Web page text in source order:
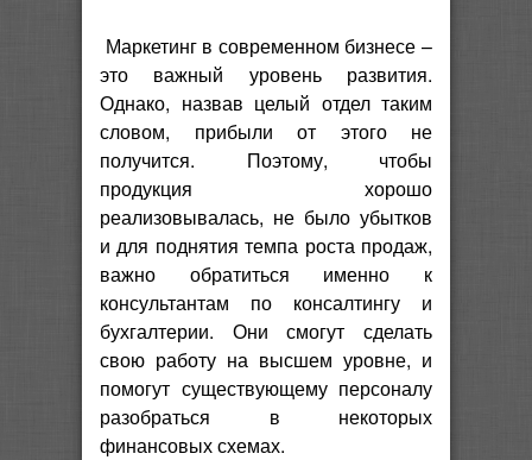
Маркетинг в современном бизнесе –
это важный уровень развития.
Однако, назвав целый отдел таким
словом, прибыли от этого не
получится. Поэтому, чтобы
продукция хорошо
реализовывалась, не было убытков
и для поднятия темпа роста продаж,
важно обратиться именно к
консультантам по консалтингу и
бухгалтерии. Они смогут сделать
свою работу на высшем уровне, и
помогут существующему персоналу
разобраться в некоторых
финансовых схемах.